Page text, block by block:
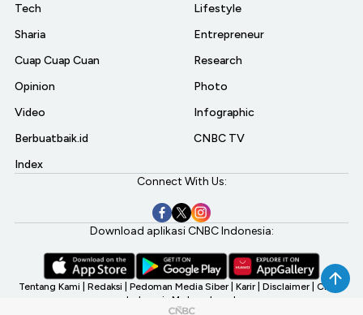
Tech
Sharia
Cuap Cuap Cuan
Opinion
Video
Berbuatbaik.id
Index
Lifestyle
Entrepreneur
Research
Photo
Infographic
CNBC TV
Connect With Us:
Download aplikasi CNBC Indonesia:
Tentang Kami Redaksi Pedoman Media Siber Karir Disclaimer CNBC
Indonesia My Investment
©2026 CNBC Indonesia, A Transmedia Company